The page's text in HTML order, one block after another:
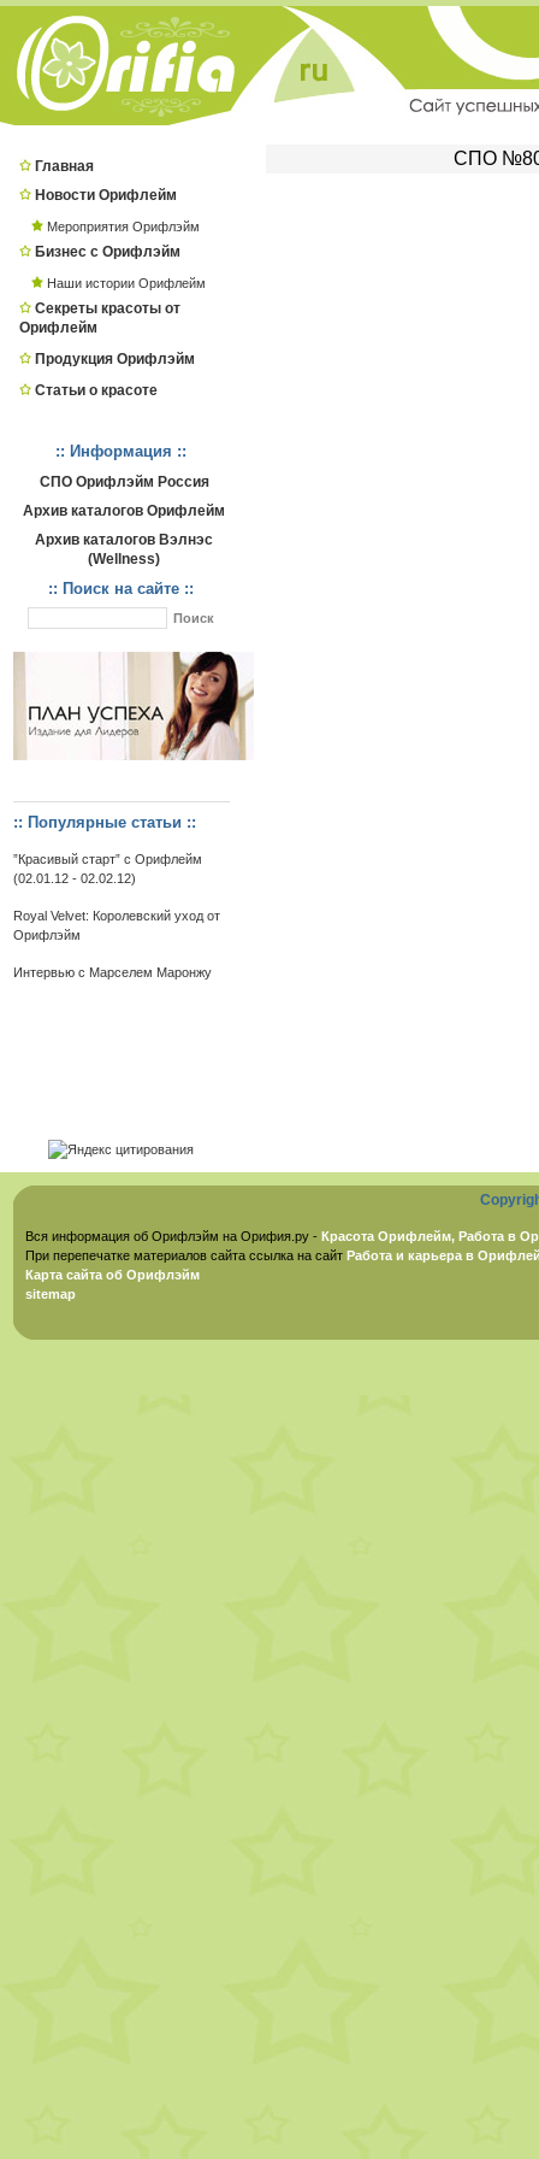
Главная
Новости Орифлейм
Мероприятия Орифлэйм
Бизнес с Орифлэйм
Наши истории Орифлейм
Секреты красоты от
Орифлейм
Продукция Орифлэйм
Статьи о красоте
:: Информация ::
СПО Орифлэйм Россия
Архив каталогов Орифлейм
Архив каталогов Вэлнэс
(Wellness)
:: Поиск на сайте ::
:: Популярные статьи ::
”Красивый старт” c Орифлейм
(02.01.12 - 02.02.12)
Royal Velvet: Королевский уход от
Орифлэйм
Интервью с Марселем Маронжу
СПО
Вся информация об Орифлэйм на Орифия.ру - Красота Орифлейм, Работа в
При перепечатке материалов сайта ссылка на сайт Работа и карьера в
Карта сайта об Орифлэйм
sitemap